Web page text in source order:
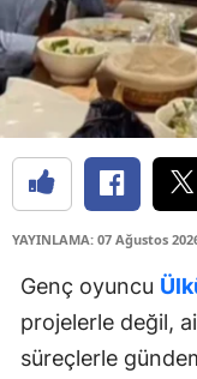
YAYINLAMA: 07 Ağustos
Genç oyuncu
projelerle değil,
süreçlerle